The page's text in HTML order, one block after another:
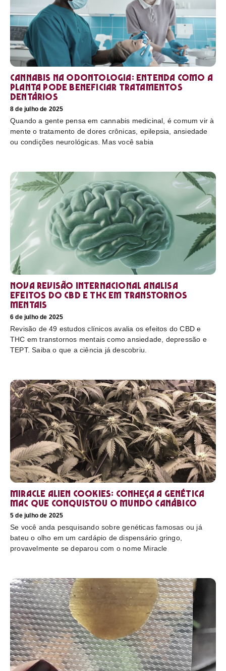
Cannabis na odontologia: entenda como a
planta pode beneficiar tratamentos
dentários
8 de julho de 2025
Quando a gente pensa em cannabis medicinal, é comum vir à
mente o tratamento de dores crônicas, epilepsia, ansiedade
ou condições neurológicas. Mas você sabia
Nova revisão internacional analisa
efeitos do CBD e THC em transtornos
mentais
6 de julho de 2025
Revisão de 49 estudos clínicos avalia os efeitos do CBD e
THC em transtornos mentais como ansiedade, depressão e
TEPT. Saiba o que a ciência já descobriu.
Miracle Alien Cookies: conheça a genética
MAC que conquistou o mundo canábico
5 de julho de 2025
Se você anda pesquisando sobre genéticas famosas ou já
bateu o olho em um cardápio de dispensário gringo,
provavelmente se deparou com o nome Miracle